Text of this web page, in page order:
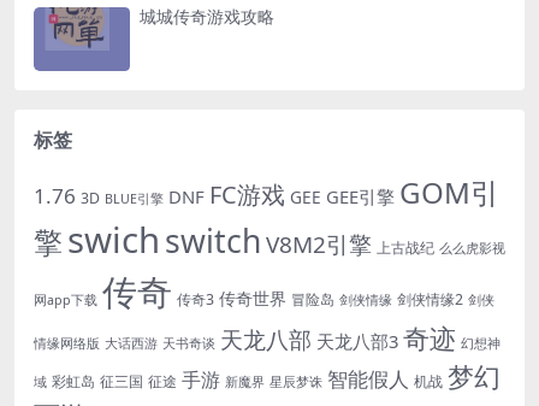
城城传奇游戏攻略
标签
1.76 3D BLUE引擎 DNF FC游戏 GEE GEE引擎 GOM引
擎swichswitchV8M2引擎 上古战纪 么么虎影视
网app下载 传奇 传奇3 传奇世界 冒险岛 剑侠情缘 剑侠情缘2 剑侠
情缘网络版 大话西游 天书奇谈 天龙八部 天龙八部3 奇迹 幻想神
域 彩虹岛 征三国 征途 手游 新魔界 星辰梦诛 智能假人 机战 梦幻